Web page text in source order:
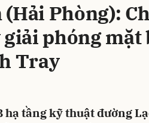
(Hải Phòng):
phóng mặt
Tray
hạ tầng kỹ thuật đường